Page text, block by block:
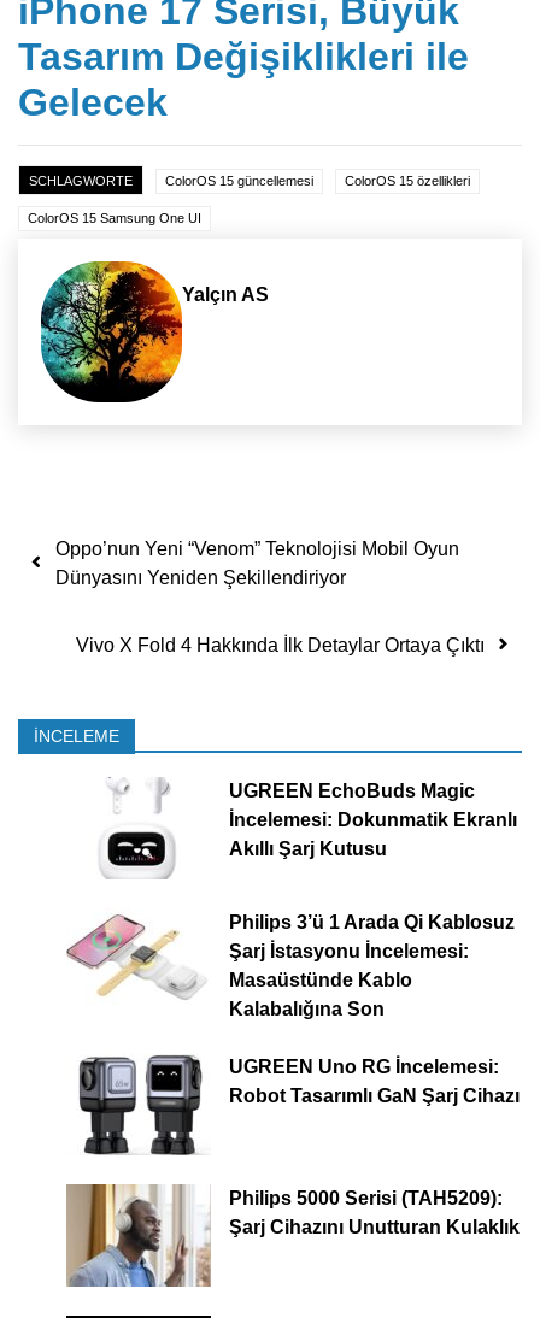
iPhone 17 Serisi, Büyük
Tasarım Değişiklikleri ile
Gelecek
SCHLAGWORTE ColorOS 15 güncellemesi ColorOS 15 özellikleri
ColorOS 15 Samsung One UI
Yalçın AS
Yazı dolaşımı
Oppo’nun Yeni “Venom” Teknolojisi Mobil Oyun
Dünyasını Yeniden Şekillendiriyor
Vivo X Fold 4 Hakkında İlk Detaylar Ortaya Çıktı
İNCELEME
UGREEN EchoBuds Magic
İncelemesi: Dokunmatik Ekranlı
Akıllı Şarj Kutusu
Philips 3’ü 1 Arada Qi Kablosuz
Şarj İstasyonu İncelemesi:
Masaüstünde Kablo
Kalabalığına Son
UGREEN Uno RG İncelemesi:
Robot Tasarımlı GaN Şarj Cihazı
Philips 5000 Serisi (TAH5209):
Şarj Cihazını Unutturan Kulaklık